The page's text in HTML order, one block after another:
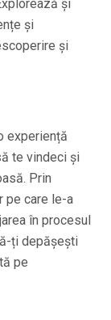
și
și
și
experiență
te vindeci și
Prin
pe care le-a
în procesul
ți depășești
pe